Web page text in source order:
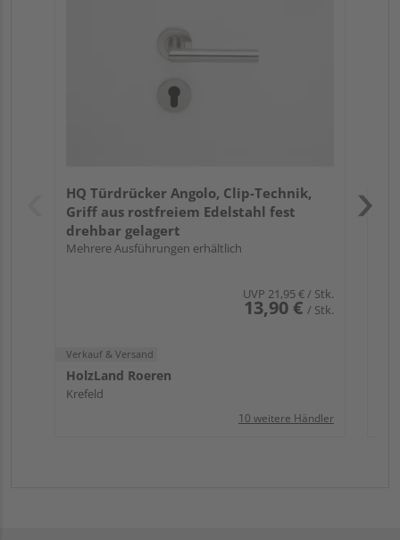
HQ Türdrücker Angolo, Clip-Technik,
Griff aus rostfreiem Edelstahl fest
drehbar gelagert
Mehrere Ausführungen erhältlich
UVP 21,95 €/ Stk.
13,90 € / Stk.
Verkauf & Versand
HolzLand Roeren
Krefeld
10 weitere Händler